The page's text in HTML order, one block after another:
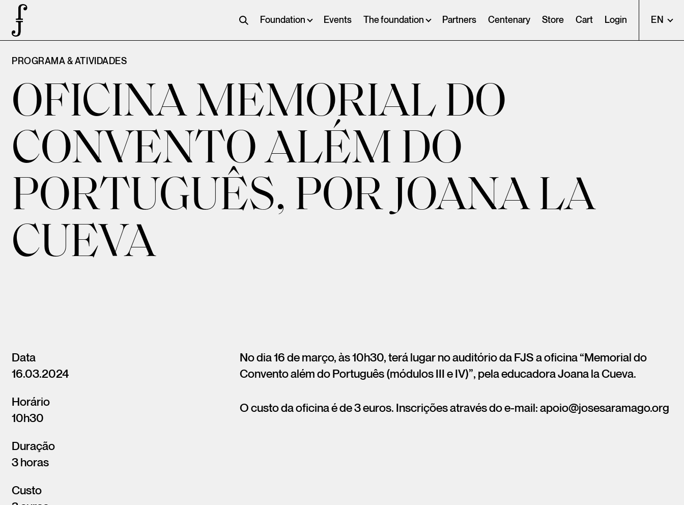
Foundation Events The foundation Partners Centenary Store Cart Login EN
PROGRAMA & ATIVIDADES
OFICINA MEMORIAL DO
CONVENTO ALÉM DO
PORTUGUÊS, POR JOANA LA
CUEVA
Data
16.03.2024
Horário
10h30
Duração
3 horas
Custo
No dia 16 de março, às 10h30, terá lugar no auditório da FJS a oficina “Memorial do
Convento além do Português (módulos III e IV)”, pela educadora Joana la Cueva.
O custo da oficina é de 3 euros. Inscrições através do e-mail: apoio@josesaramago.org